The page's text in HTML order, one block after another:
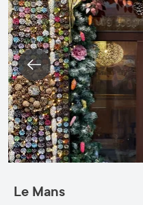
Le Mans